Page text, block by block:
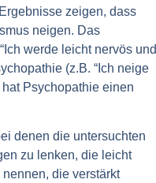
zeigen, dass
neigen. Das
werde leicht nervös und
(z.B. “Ich neige
Psychopathie einen
denen die untersuchten
zu lenken, die leicht
die verstärkt